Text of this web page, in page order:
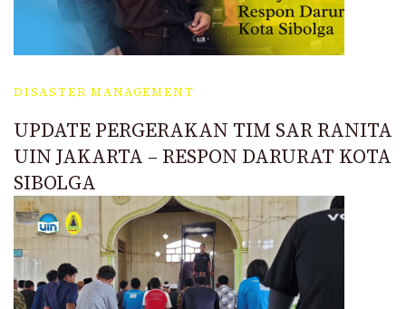
DISASTER MANAGEMENT
UPDATE PERGERAKAN TIM SAR RANITA
UIN JAKARTA – RESPON DARURAT KOTA
SIBOLGA